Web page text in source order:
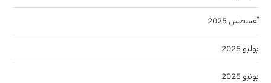
أغسطس 2025
يوليو 2025
يونيو 2025